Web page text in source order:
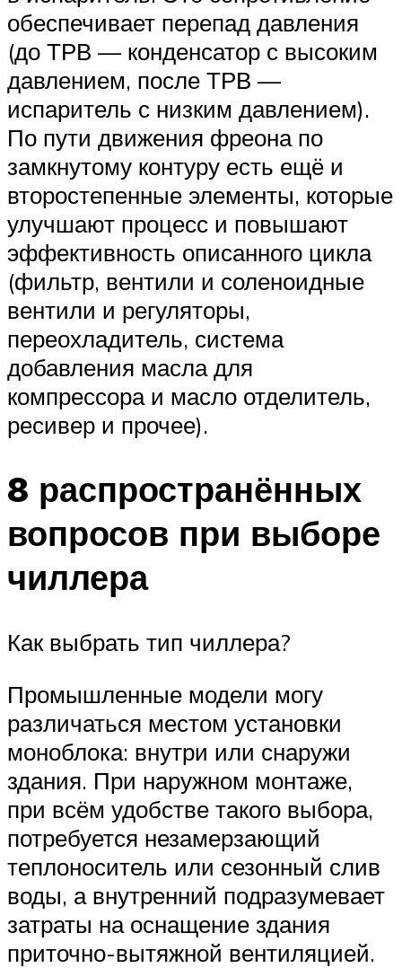
обеспечивает перепад давления
(до ТРВ — конденсатор с высоким
давлением, после ТРВ —
испаритель с низким давлением).
По пути движения фреона по
замкнутому контуру есть ещё и
второстепенные элементы, которые
улучшают процесс и повышают
эффективность описанного цикла
(фильтр, вентили и соленоидные
вентили и регуляторы,
переохладитель, система
добавления масла для
компрессора и масло отделитель,
ресивер и прочее).
8 распространённых
вопросов при выборе
чиллера
Как выбрать тип чиллера?
Промышленные модели могу
различаться местом установки
моноблока: внутри или снаружи
здания. При наружном монтаже,
при всём удобстве такого выбора,
потребуется незамерзающий
теплоноситель или сезонный слив
воды, а внутренний подразумевает
затраты на оснащение здания
приточно-вытяжной вентиляцией.